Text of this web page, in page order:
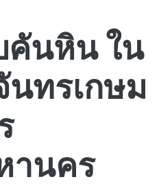
คันหิน ใน
ทรเกษม
านคร